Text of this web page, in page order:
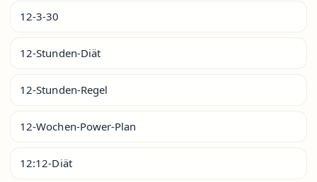
12-3-30
12-Stunden-Diät
12-Stunden-Regel
12-Wochen-Power-Plan
12:12-Diät